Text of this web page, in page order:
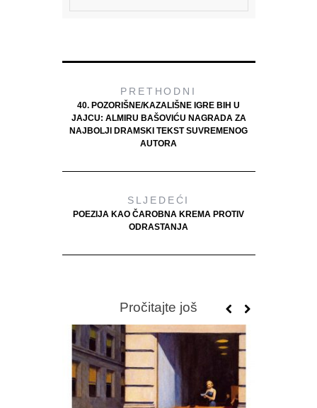
PRETHODNI
40. POZORIŠNE/KAZALIŠNE IGRE BIH U
JAJCU: ALMIRU BAŠOVIĆU NAGRADA ZA
NAJBOLJI DRAMSKI TEKST SUVREMENOG
AUTORA
SLJEDEĆI
POEZIJA KAO ČAROBNA KREMA PROTIV
ODRASTANJA
Pročitajte još